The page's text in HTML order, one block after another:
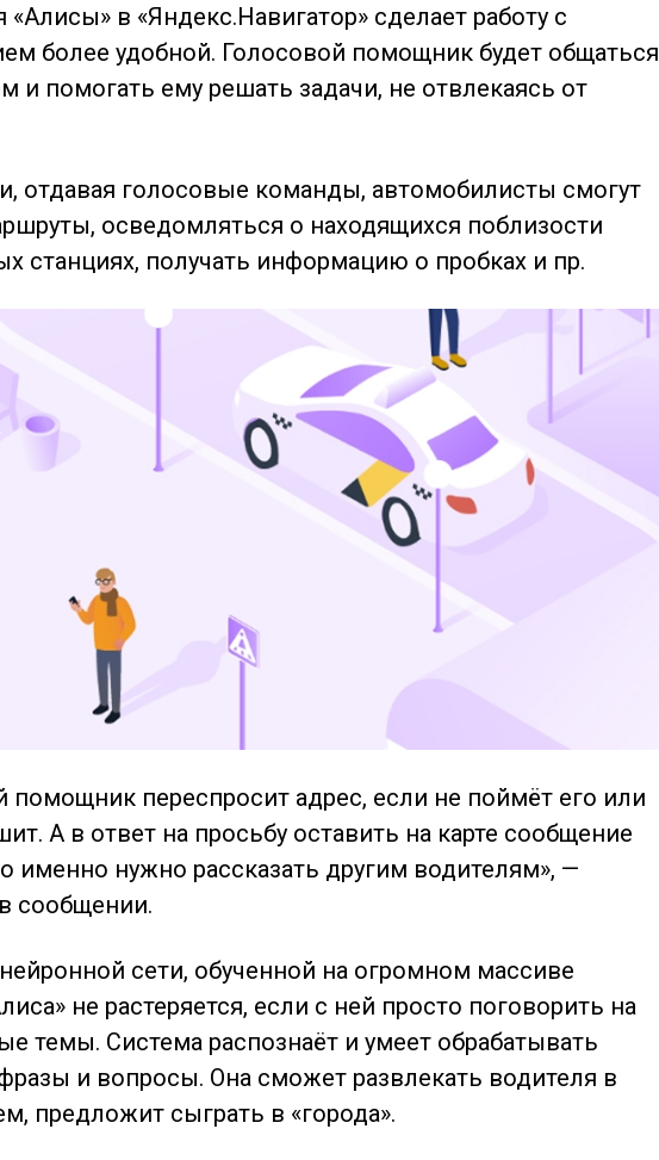
«Алисы» в «Яндекс.Навигатор» сделает работу с
более удобной. Голосовой помощник будет общаться
и помогать ему решать задачи, не отвлекаясь от
отдавая голосовые команды, автомобилисты смогут
осведомляться о находящихся поблизости
станциях, получать информацию о пробках и пр.
помощник переспросит адрес, если не поймёт его или
А в ответ на просьбу оставить на карте сообщение
именно нужно рассказать другим водителям», —
сообщении.
сети, обученной на огромном массиве
не растеряется, если с ней просто поговорить на
темы. Система распознаёт и умеет обрабатывать
и вопросы. Она сможет развлекать водителя в
предложит сыграть в «города».